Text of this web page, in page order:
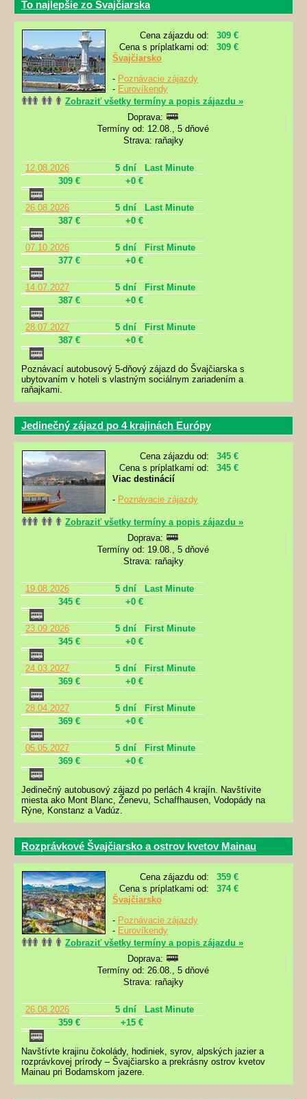
To najlepšie zo Švajčiarska
Cena zájazdu od:
309 €
Cena s príplatkami od:
309 €
Švajčiarsko
- Poznávacie zájazdy
- Eurovíkendy
Zobraziť všetky termíny a popis zájazdu »
Doprava:
Termíny od: 12.08., 5 dňové
Strava: raňajky
12.08.2026 5 dní
Last Minute
309 €
+0 €
26.08.2026 5 dní
Last Minute
387 €
+0 €
07.10.2026 5 dní
First Minute
377 €
+0 €
14.07.2027 5 dní
First Minute
387 €
+0 €
28.07.2027 5 dní
First Minute
387 €
+0 €
Poznávací autobusový 5-dňový zájazd do Švajčiarska s
ubytovaním v hoteli s vlastným sociálnym zariadením a
raňajkami.
Jedinečný zájazd po 4 krajinách Európy
Cena zájazdu od:
345 €
Cena s príplatkami od:
345 €
Viac destinácií
- Poznávacie zájazdy
Zobraziť všetky termíny a popis zájazdu »
Doprava:
Termíny od: 19.08., 5 dňové
Strava: raňajky
19.08.2026 5 dní
Last Minute
345 €
+0 €
23.09.2026 5 dní
First Minute
345 €
+0 €
24.03.2027 5 dní
First Minute
369 €
+0 €
28.04.2027 5 dní
First Minute
369 €
+0 €
05.05.2027 5 dní
First Minute
369 €
+0 €
Jedinečný autobusový zájazd po perlách 4 krajín. Navštívite
miesta ako Mont Blanc, Ženevu, Schaffhausen, Vodopády na
Rýne, Konstanz a Vadúz.
Rozprávkové Švajčiarsko a ostrov kvetov Mainau
Cena zájazdu od:
359 €
Cena s príplatkami od:
374 €
Švajčiarsko
- Poznávacie zájazdy
- Eurovíkendy
Zobraziť všetky termíny a popis zájazdu »
Doprava:
Termíny od: 26.08., 5 dňové
Strava: raňajky
26.08.2026 5 dní
Last Minute
359 €
+15 €
Navštívte krajinu čokolády, hodiniek, syrov, alpských jazier a
rozprávkovej prírody – Švajčiarsko a prekrásny ostrov kvetov
Mainau pri Bodamskom jazere.